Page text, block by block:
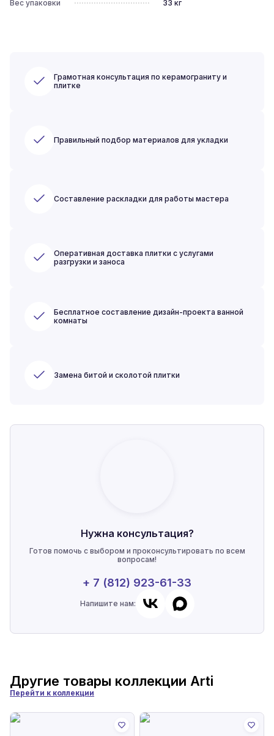
Вес упаковки
33 кг
Грамотная консультация по керамограниту и
плитке
Правильный подбор материалов для укладки
Составление раскладки для работы мастера
Оперативная доставка плитки с услугами
разгрузки и заноса
Бесплатное составление дизайн-проекта ванной
комнаты
Замена битой и сколотой плитки
Нужна консультация?
Готов помочь с выбором и проконсультировать по всем
вопросам!
+ 7 (812) 923-61-33
Напишите нам:
Другие товары коллекции Arti
Перейти к коллекции